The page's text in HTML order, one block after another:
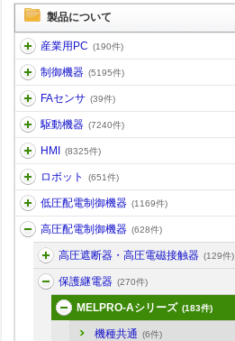
製品について
産業用PC (190件)
制御機器 (5195件)
FAセンサ (39件)
駆動機器 (7240件)
HMI (8325件)
ロボット (651件)
低圧配電制御機器 (1169件)
高圧配電制御機器 (628件)
高圧遮断器・高圧電磁接触器 (129件)
保護継電器 (270件)
MELPRO-Aシリーズ (183件)
機種共通 (6件)